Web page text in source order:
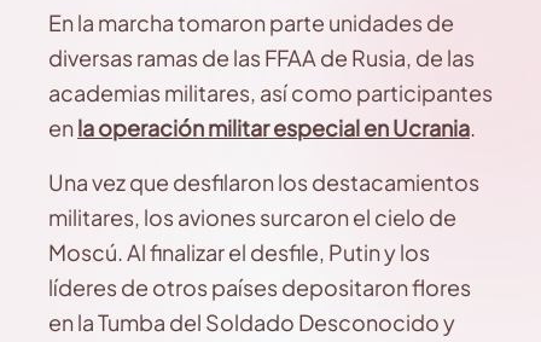
En la marcha tomaron parte unidades de
diversas ramas de las FFAA de Rusia, de las
academias militares, así como participantes
enla operación militar especial en Ucrania.
Una vez que desfilaron los destacamientos
militares, los aviones surcaron el cielo de
Moscú. Al finalizar el desfile, Putin y los
líderes de otros países depositaron flores
en la Tumba del Soldado Desconocido y